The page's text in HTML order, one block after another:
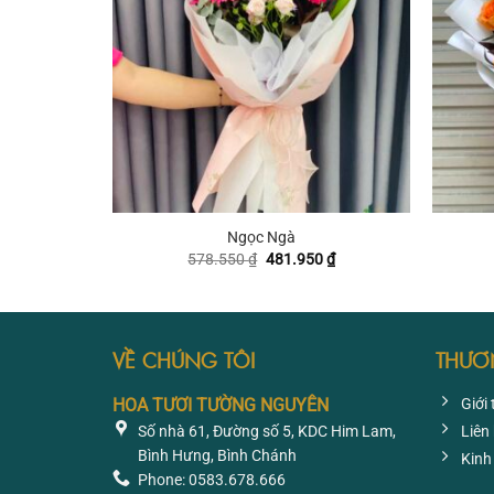
Ngọc Ngà
578.550₫ Giá
481.950₫Giá
+
VỀ CHÚNG TÔI
HOA TƯƠI TƯỜNG NGUYÊN
Số nhà 61, Đường số 5, KDC Him Lam,
Bình Hưng, Bình Chánh
Phone: 0583.678.666
Giới
Liên